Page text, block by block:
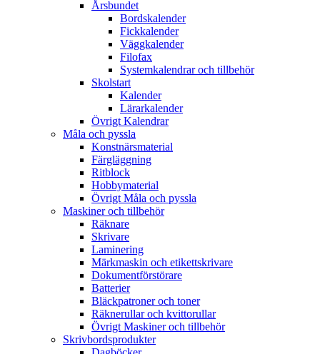
Årsbundet
Bordskalender
Fickkalender
Väggkalender
Filofax
Systemkalendrar och tillbehör
Skolstart
Kalender
Lärarkalender
Övrigt Kalendrar
Måla och pyssla
Konstnärsmaterial
Färgläggning
Ritblock
Hobbymaterial
Övrigt Måla och pyssla
Maskiner och tillbehör
Räknare
Skrivare
Laminering
Märkmaskin och etikettskrivare
Dokumentförstörare
Batterier
Bläckpatroner och toner
Räknerullar och kvittorullar
Övrigt Maskiner och tillbehör
Skrivbordsprodukter